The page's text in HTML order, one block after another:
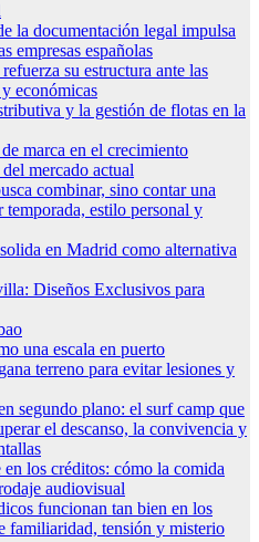
la documentación legal impulsa
empresas españolas
su estructura ante las
económicas
y la gestión de flotas en la
marca en el crecimiento
mercado actual
combinar, sino contar una
estilo personal y
en Madrid como alternativa
Diseños Exclusivos para
una escala en puerto
terreno para evitar lesiones y
segundo plano: el surf camp que
el descanso, la convivencia y
los créditos: cómo la comida
audiovisual
funcionan tan bien en los
familiaridad, tensión y misterio